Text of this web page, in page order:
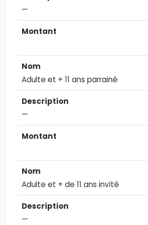
—
Adulte et + 11 ans parrainé
—
Adulte et + de 11 ans invité
—